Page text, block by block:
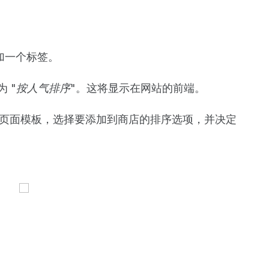
个标签。
"按人气排序"。这将显示在网站的前端。
面模板，选择要添加到商店的排序选项，并决定